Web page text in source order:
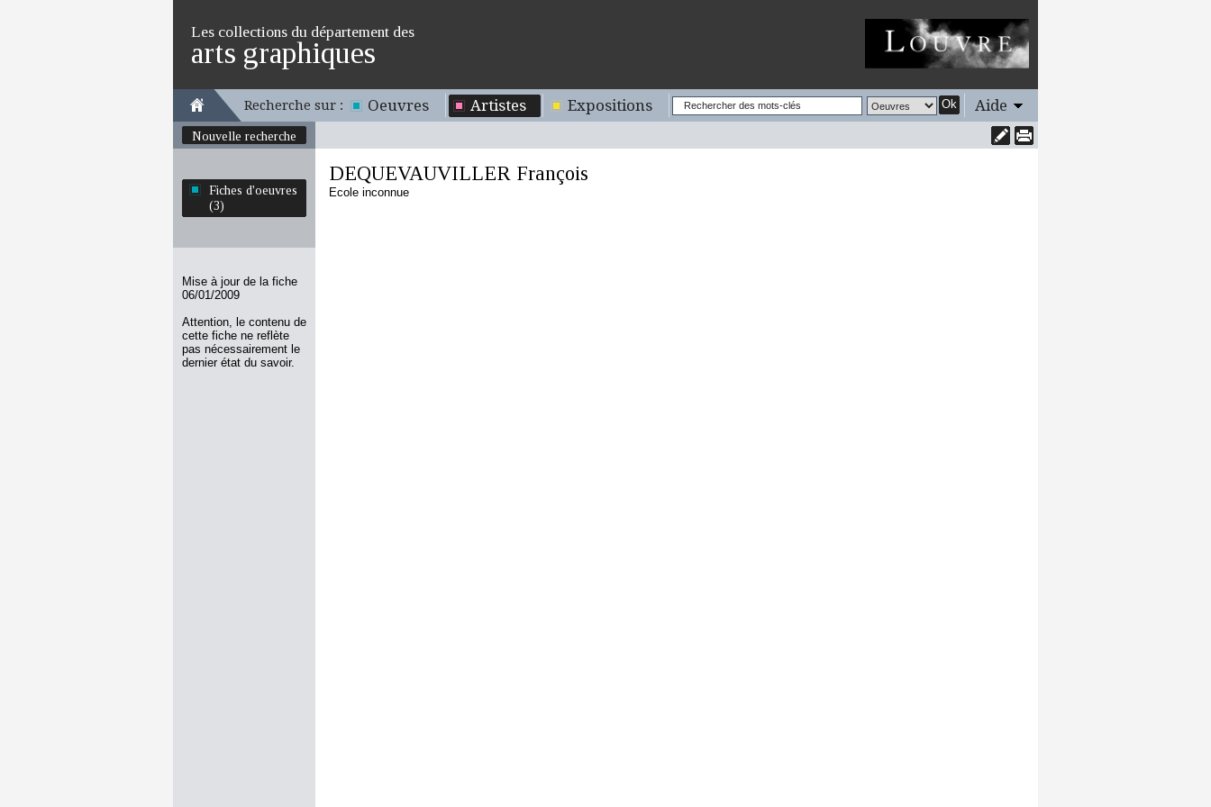
Les collections du département des
arts graphiques
Recherche sur : Oeuvres Artistes Expositions Ok Aide
Nouvelle recherche
Fiches d'oeuvres
(3)
Mise à jour de la fiche
06/01/2009
Attention, le contenu de
cette fiche ne reflète
pas nécessairement le
dernier état du savoir.
DEQUEVAUVILLER François
Ecole inconnue